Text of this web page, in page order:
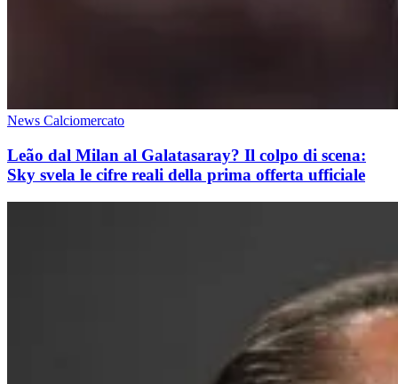
News Calciomercato
Leão dal Milan al Galatasaray? Il colpo di scena:
Sky svela le cifre reali della prima offerta ufficiale